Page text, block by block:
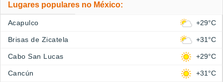
Lugares populares no México:
Acapulco +29°C
Brisas de Zicatela +31°C
Cabo San Lucas +29°C
Cancún +31°C